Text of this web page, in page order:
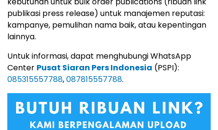
publikasi press release) untuk manajemen reputasi:
kampanye, pemulihan nama baik, atau kepentingan
lainnya.
Untuk informasi, dapat menghubungi WhatsApp
Center Pusat Siaran Pers Indonesia (PSPI):
085315557788,087815557788.